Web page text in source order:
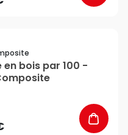
en bois par 100 -